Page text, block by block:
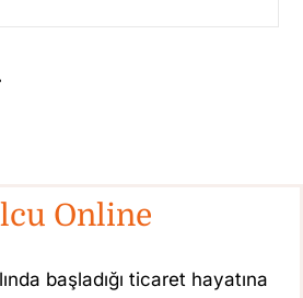
Online
başladığı ticaret hayatına